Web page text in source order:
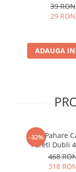
39 RON
29 RON
ADAUGA IN
-32%
Set 6 Pahare
Pereti Dubli
468
318